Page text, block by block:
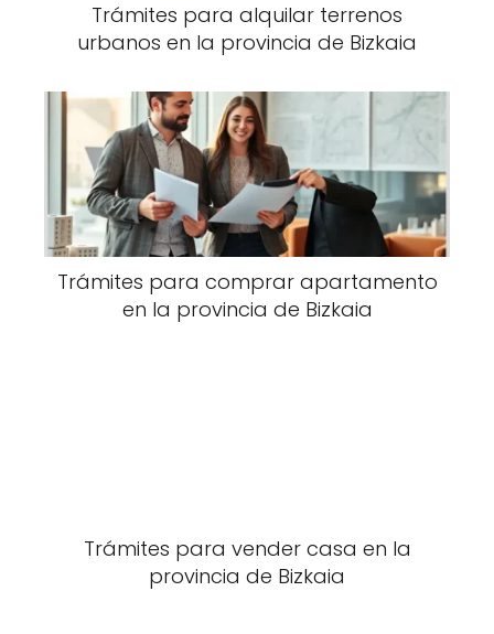
Trámites para alquilar terrenos
urbanos en la provincia de Bizkaia
Trámites para comprar apartamento
en la provincia de Bizkaia
Trámites para vender casa en la
provincia de Bizkaia